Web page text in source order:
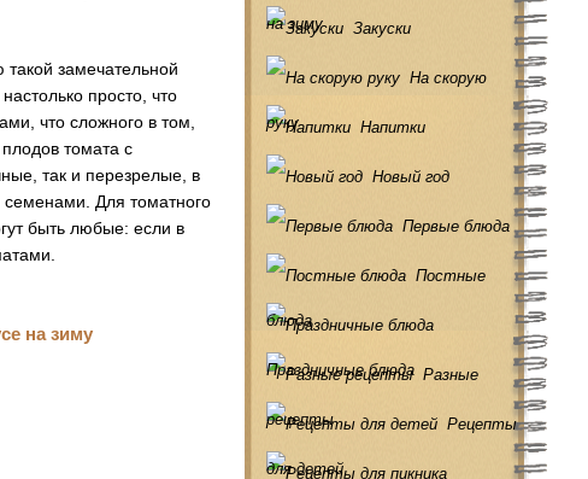
замечательной
просто, что
что сложного в том,
томата с
так и перезрелые, в
семенами. Для томатного
быть любые: если в
на зиму Закуски
На скорую
руку Напитки
Новый год
Первые блюда
Постные
блюда
Праздничные блюда Разные
рецепты Рецепты
для детей